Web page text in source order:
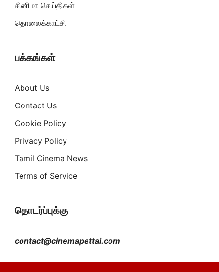
சினிமா செய்திகள்
தொலைக்காட்சி
பக்கங்கள்
About Us
Contact Us
Cookie Policy
Privacy Policy
Tamil Cinema News
Terms of Service
தொடர்ப்புக்கு
contact@cinemapettai.com